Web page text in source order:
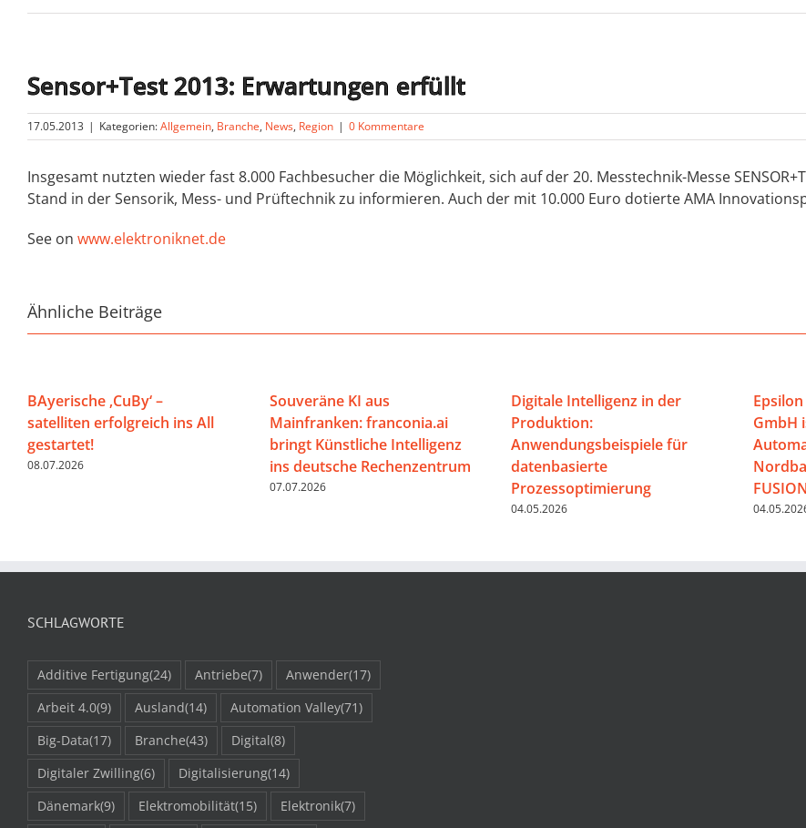
Sensor+Test 2013: Erwartungen erfüllt
17.05.2013 | Kategorien:Allgemein, Branche, News, Region | 0 Kommentare
Insgesamt nutzten wieder fast 8.000 Fachbesucher die Möglichkeit, sich auf der 20. Messtechnik-Messe
Stand in der Sensorik, Mess- und Prüftechnik zu informieren. Auch der mit 10.000 Euro dotierte AMA
See on www.elektroniknet.de
Ähnliche Beiträge
BAyerische ‚CuBy‘ –
satelliten erfolgreich ins All
gestartet!
08.07.2026
Souveräne KI aus
Mainfranken: franconia.ai
bringt Künstliche Intelligenz
ins deutsche Rechenzentrum
07.07.2026
Digitale Intelligenz in der
Produktion:
Anwendungsbeispiele für
datenbasierte
Prozessoptimierung
04.05.2026
GmbH
SCHLAGWORTE
Additive Fertigung(24) Antriebe(7) Anwender(17)
Arbeit 4.0(9) Ausland(14) Automation Valley(71)
Big-Data(17) Branche(43) Digital(8)
Digitaler Zwilling(6) Digitalisierung(14)
Dänemark(9) Elektromobilität(15) Elektronik(7)